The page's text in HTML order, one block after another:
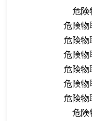
危険
危険物
危険物
危険物
危険物
危険物
危険物
危険